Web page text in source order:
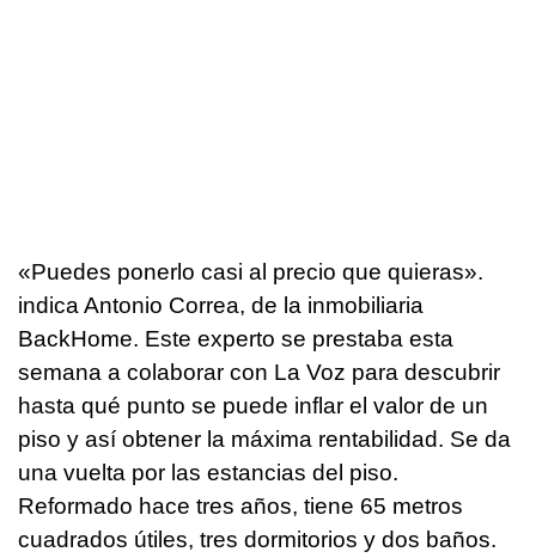
«Puedes ponerlo casi al precio que quieras».
indica Antonio Correa, de la inmobiliaria
BackHome. Este experto se prestaba esta
semana a colaborar con La Voz para descubrir
hasta qué punto se puede inflar el valor de un
piso y así obtener la máxima rentabilidad. Se da
una vuelta por las estancias del piso.
Reformado hace tres años, tiene 65 metros
cuadrados útiles, tres dormitorios y dos baños.